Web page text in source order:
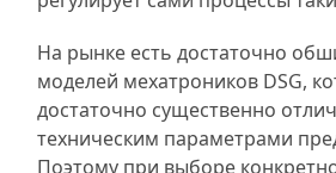
На рынке есть достаточно
моделей мехатроников DSG,
достаточно существенно
техническим параметрами
Поэтому при выборе